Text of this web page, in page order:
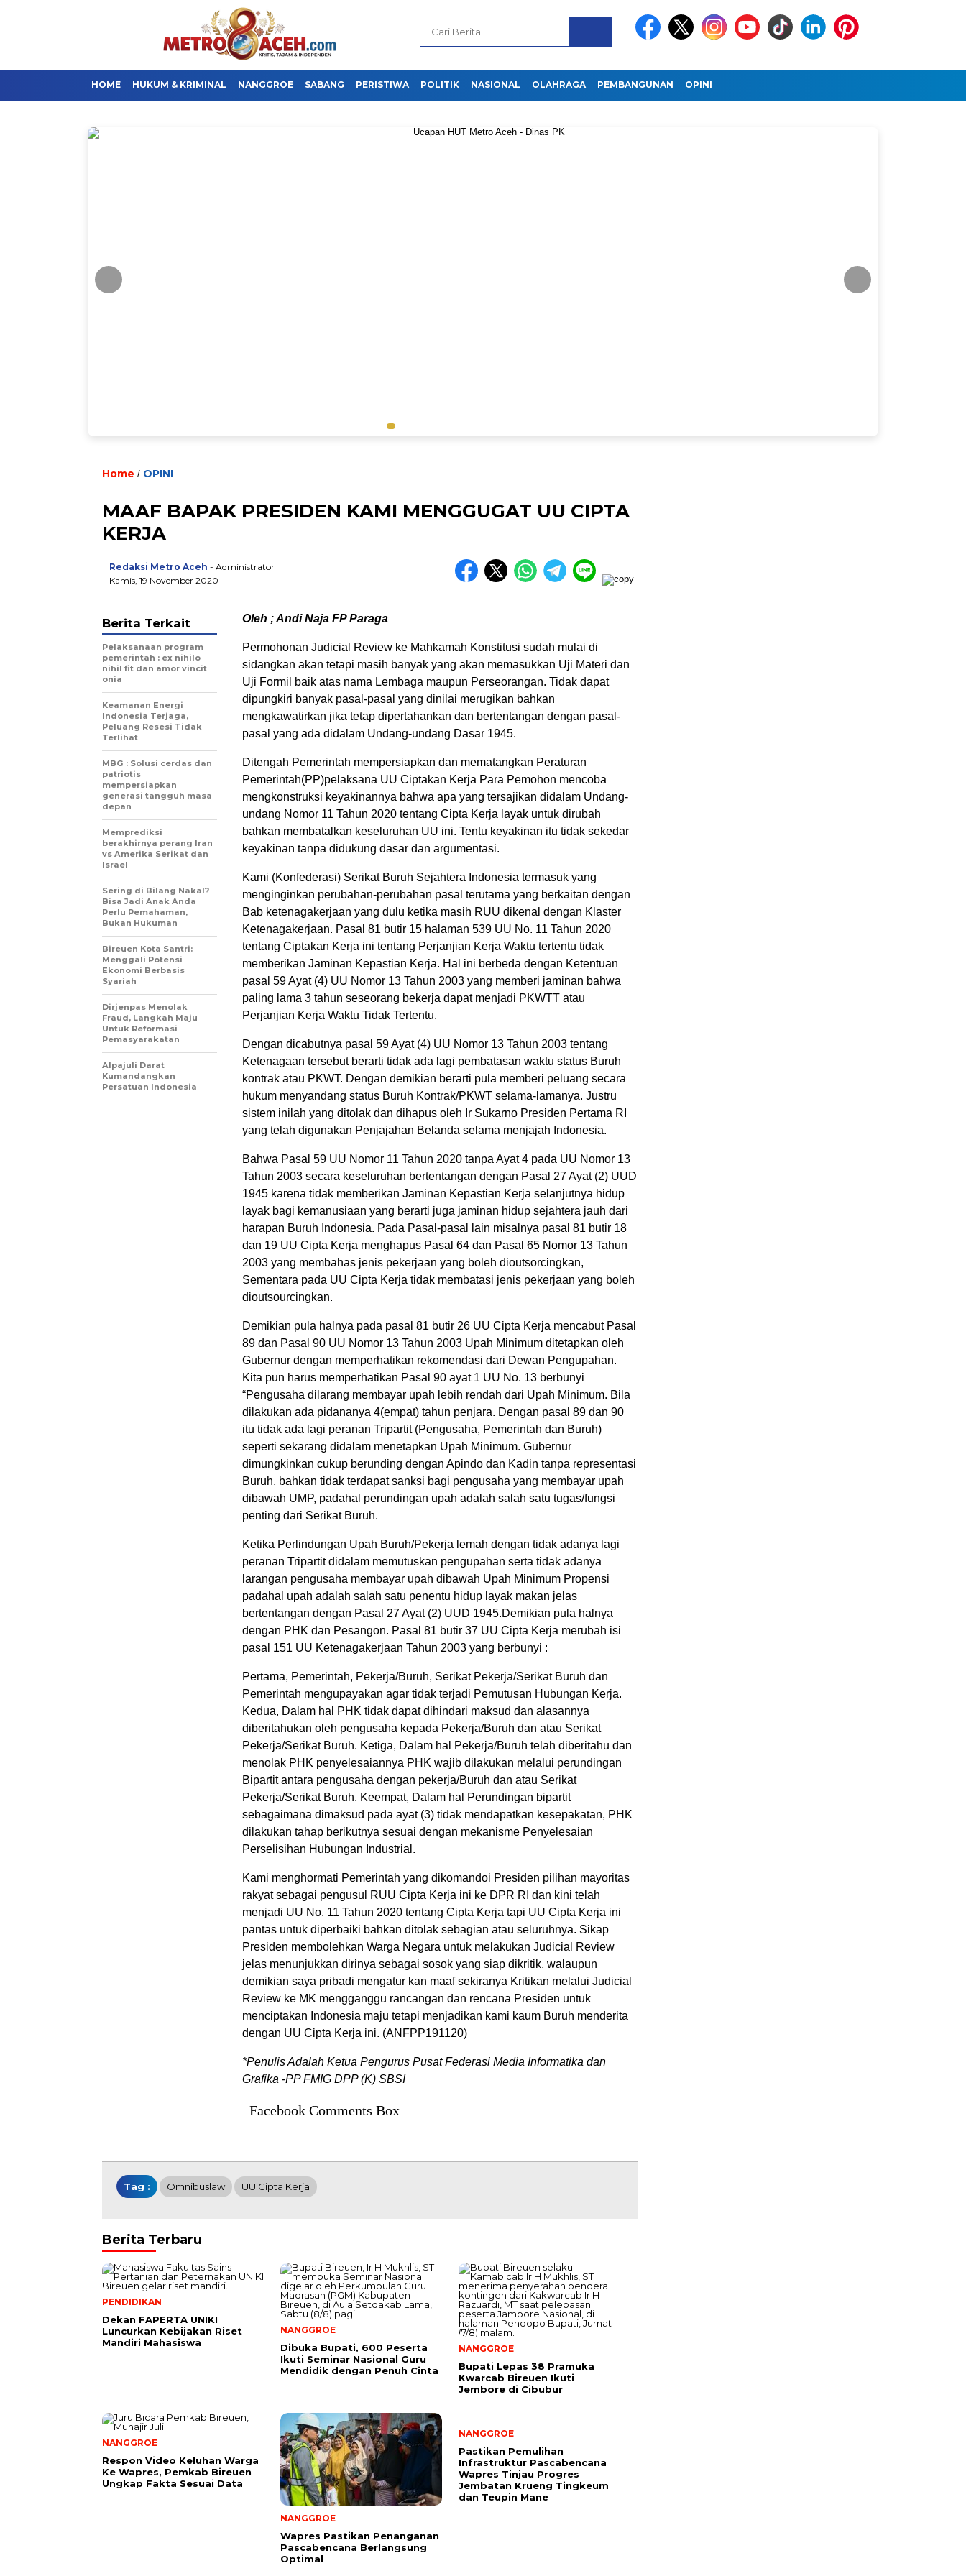
HOME HUKUM & KRIMINAL NANGGROE SABANG PERISTIWA POLITIK NASIONAL OLAHRAGA PEMBANGUNAN OPINI
Home / OPINI
MAAF BAPAK PRESIDEN KAMI MENGGUGAT UU CIPTA
KERJA
Redaksi Metro Aceh - Administrator
Kamis, 19 November 2020
Oleh ; Andi Naja FP Paraga
Permohonan Judicial Review ke Mahkamah Konstitusi sudah mulai di
sidangkan akan tetapi masih banyak yang akan memasukkan Uji Materi dan
Uji Formil baik atas nama Lembaga maupun Perseorangan. Tidak dapat
dipungkiri banyak pasal-pasal yang dinilai merugikan bahkan
mengkawatirkan jika tetap dipertahankan dan bertentangan dengan pasal-
pasal yang ada didalam Undang-undang Dasar 1945.
Ditengah Pemerintah mempersiapkan dan mematangkan Peraturan
Pemerintah(PP)pelaksana UU Ciptakan Kerja Para Pemohon mencoba
mengkonstruksi keyakinannya bahwa apa yang tersajikan didalam Undang-
undang Nomor 11 Tahun 2020 tentang Cipta Kerja layak untuk dirubah
bahkan membatalkan keseluruhan UU ini. Tentu keyakinan itu tidak sekedar
keyakinan tanpa didukung dasar dan argumentasi.
Kami (Konfederasi) Serikat Buruh Sejahtera Indonesia termasuk yang
menginginkan perubahan-perubahan pasal terutama yang berkaitan dengan
Bab ketenagakerjaan yang dulu ketika masih RUU dikenal dengan Klaster
Ketenagakerjaan. Pasal 81 butir 15 halaman 539 UU No. 11 Tahun 2020
tentang Ciptakan Kerja ini tentang Perjanjian Kerja Waktu tertentu tidak
memberikan Jaminan Kepastian Kerja. Hal ini berbeda dengan Ketentuan
pasal 59 Ayat (4) UU Nomor 13 Tahun 2003 yang memberi jaminan bahwa
paling lama 3 tahun seseorang bekerja dapat menjadi PKWTT atau
Perjanjian Kerja Waktu Tidak Tertentu.
Dengan dicabutnya pasal 59 Ayat (4) UU Nomor 13 Tahun 2003 tentang
Ketenagaan tersebut berarti tidak ada lagi pembatasan waktu status Buruh
kontrak atau PKWT. Dengan demikian berarti pula memberi peluang secara
hukum menyandang status Buruh Kontrak/PKWT selama-lamanya. Justru
sistem inilah yang ditolak dan dihapus oleh Ir Sukarno Presiden Pertama RI
yang telah digunakan Penjajahan Belanda selama menjajah Indonesia.
Bahwa Pasal 59 UU Nomor 11 Tahun 2020 tanpa Ayat 4 pada UU Nomor 13
Tahun 2003 secara keseluruhan bertentangan dengan Pasal 27 Ayat (2) UUD
1945 karena tidak memberikan Jaminan Kepastian Kerja selanjutnya hidup
layak bagi kemanusiaan yang berarti juga jaminan hidup sejahtera jauh dari
harapan Buruh Indonesia. Pada Pasal-pasal lain misalnya pasal 81 butir 18
dan 19 UU Cipta Kerja menghapus Pasal 64 dan Pasal 65 Nomor 13 Tahun
2003 yang membahas jenis pekerjaan yang boleh dioutsorcingkan,
Sementara pada UU Cipta Kerja tidak membatasi jenis pekerjaan yang boleh
dioutsourcingkan.
Demikian pula halnya pada pasal 81 butir 26 UU Cipta Kerja mencabut Pasal
89 dan Pasal 90 UU Nomor 13 Tahun 2003 Upah Minimum ditetapkan oleh
Gubernur dengan memperhatikan rekomendasi dari Dewan Pengupahan.
Kita pun harus memperhatikan Pasal 90 ayat 1 UU No. 13 berbunyi
“Pengusaha dilarang membayar upah lebih rendah dari Upah Minimum. Bila
dilakukan ada pidananya 4(empat) tahun penjara. Dengan pasal 89 dan 90
itu tidak ada lagi peranan Tripartit (Pengusaha, Pemerintah dan Buruh)
seperti sekarang didalam menetapkan Upah Minimum. Gubernur
dimungkinkan cukup berunding dengan Apindo dan Kadin tanpa representasi
Buruh, bahkan tidak terdapat sanksi bagi pengusaha yang membayar upah
dibawah UMP, padahal perundingan upah adalah salah satu tugas/fungsi
penting dari Serikat Buruh.
Ketika Perlindungan Upah Buruh/Pekerja lemah dengan tidak adanya lagi
peranan Tripartit didalam memutuskan pengupahan serta tidak adanya
larangan pengusaha membayar upah dibawah Upah Minimum Propensi
padahal upah adalah salah satu penentu hidup layak makan jelas
bertentangan dengan Pasal 27 Ayat (2) UUD 1945.Demikian pula halnya
dengan PHK dan Pesangon. Pasal 81 butir 37 UU Cipta Kerja merubah isi
pasal 151 UU Ketenagakerjaan Tahun 2003 yang berbunyi :
Pertama, Pemerintah, Pekerja/Buruh, Serikat Pekerja/Serikat Buruh dan
Pemerintah mengupayakan agar tidak terjadi Pemutusan Hubungan Kerja.
Kedua, Dalam hal PHK tidak dapat dihindari maksud dan alasannya
diberitahukan oleh pengusaha kepada Pekerja/Buruh dan atau Serikat
Pekerja/Serikat Buruh. Ketiga, Dalam hal Pekerja/Buruh telah diberitahu dan
menolak PHK penyelesaiannya PHK wajib dilakukan melalui perundingan
Bipartit antara pengusaha dengan pekerja/Buruh dan atau Serikat
Pekerja/Serikat Buruh. Keempat, Dalam hal Perundingan bipartit
sebagaimana dimaksud pada ayat (3) tidak mendapatkan kesepakatan, PHK
dilakukan tahap berikutnya sesuai dengan mekanisme Penyelesaian
Perselisihan Hubungan Industrial.
Kami menghormati Pemerintah yang dikomandoi Presiden pilihan mayoritas
rakyat sebagai pengusul RUU Cipta Kerja ini ke DPR RI dan kini telah
menjadi UU No. 11 Tahun 2020 tentang Cipta Kerja tapi UU Cipta Kerja ini
pantas untuk diperbaiki bahkan ditolak sebagian atau seluruhnya. Sikap
Presiden membolehkan Warga Negara untuk melakukan Judicial Review
jelas menunjukkan dirinya sebagai sosok yang siap dikritik, walaupun
demikian saya pribadi mengatur kan maaf sekiranya Kritikan melalui Judicial
Review ke MK mengganggu rancangan dan rencana Presiden untuk
menciptakan Indonesia maju tetapi menjadikan kami kaum Buruh menderita
dengan UU Cipta Kerja ini. (ANFPP191120)
*Penulis Adalah Ketua Pengurus Pusat Federasi Media Informatika dan
Grafika -PP FMIG DPP (K) SBSI
Facebook Comments Box
Berita Terkait
Pelaksanaan program
pemerintah : ex nihilo
nihil fit dan amor vincit
onia
Keamanan Energi
Indonesia Terjaga,
Peluang Resesi Tidak
Terlihat
MBG : Solusi cerdas dan
patriotis
mempersiapkan
generasi tangguh masa
depan
Memprediksi
berakhirnya perang Iran
vs Amerika Serikat dan
Israel
Sering di Bilang Nakal?
Bisa Jadi Anak Anda
Perlu Pemahaman,
Bukan Hukuman
Bireuen Kota Santri:
Menggali Potensi
Ekonomi Berbasis
Syariah
Dirjenpas Menolak
Fraud, Langkah Maju
Untuk Reformasi
Pemasyarakatan
Alpajuli Darat
Kumandangkan
Persatuan Indonesia
Tag : Omnibuslaw UU Cipta Kerja
Berita Terbaru
PENDIDIKAN
Dekan FAPERTA UNIKI
Luncurkan Kebijakan Riset
Mandiri Mahasiswa
NANGGROE
Dibuka Bupati, 600 Peserta
Ikuti Seminar Nasional Guru
Mendidik dengan Penuh Cinta
NANGGROE
Bupati Lepas 38 Pramuka
Kwarcab Bireuen Ikuti
Jembore di Cibubur
NANGGROE
Respon Video Keluhan Warga
Ke Wapres, Pemkab Bireuen
Ungkap Fakta Sesuai Data
NANGGROE
Wapres Pastikan Penanganan
Pascabencana Berlangsung
Optimal
NANGGROE
Pastikan Pemulihan
Infrastruktur Pascabencana
Wapres Tinjau Progres
Jembatan Krueng Tingkeum
dan Teupin Mane